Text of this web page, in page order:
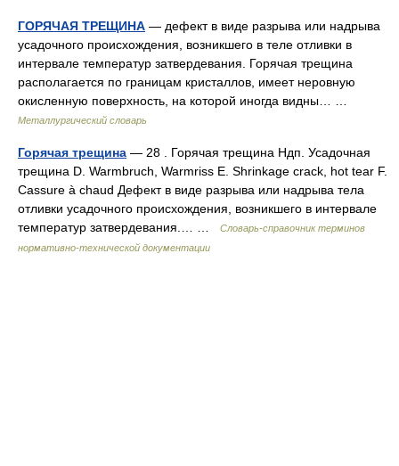
ГОРЯЧАЯ ТРЕЩИНА — дефект в виде разрыва или надрыва
усадочного происхождения, возникшего в теле отливки в
интервале температур затвердевания. Горячая трещина
располагается по границам кристаллов, имеет неровную
окисленную поверхность, на которой иногда видны… …
Металлургический словарь
Горячая трещина — 28 . Горячая трещина Ндп. Усадочная
трещина D. Warmbruch, Warmriss Е. Shrinkage crack, hot tear F.
Cassure à chaud Дефект в виде разрыва или надрыва тела
отливки усадочного происхождения, возникшего в интервале
температур затвердевания.… …
Словарь-справочник терминов
нормативно-технической документации